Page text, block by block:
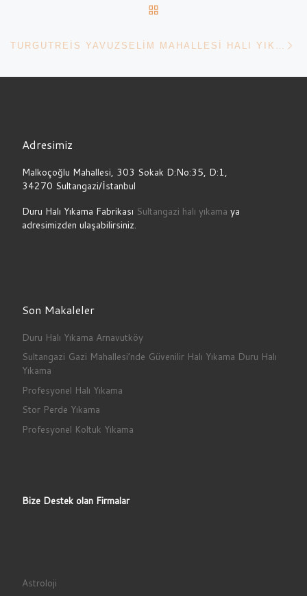
Adresimiz
Malkoçoğlu Mahallesi, 303 Sokak D:No:35, D:1,
34270 Sultangazi/İstanbul
Duru Halı Yıkama Fabrikası Sultangazi halı yıkama ya
adresimizden ulaşabilirsiniz.
Son Makaleler
Duru Halı Yıkama Arnavutköy
Sultangazi Gazi Mahallesi’nde Güvenilir Halı Yıkama Duru Halı
Yıkama
Profesyonel Halı Yıkama
Stor Perde Yıkama
Profesyonel Koltuk Yıkama
Bize Destek olan Firmalar
Astroloji